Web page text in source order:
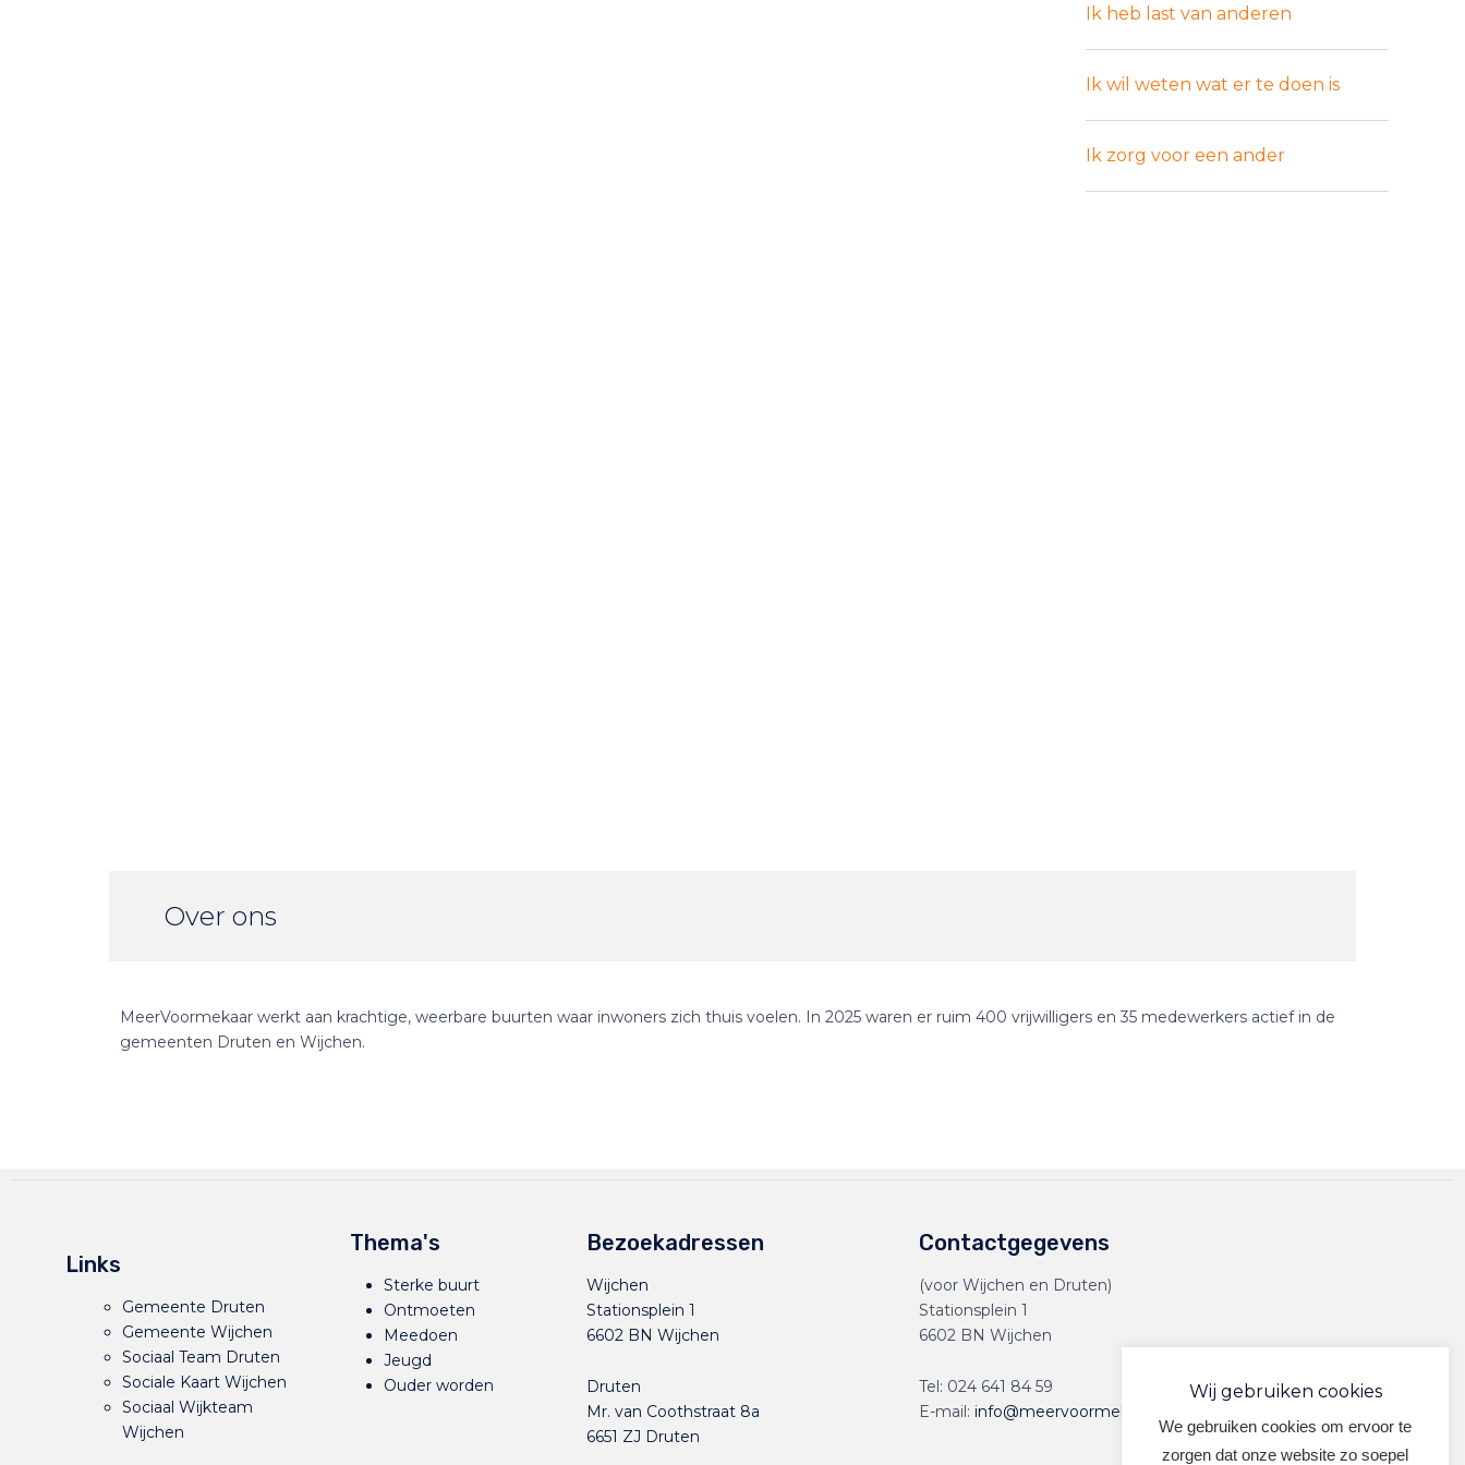
Ik heb last van anderen
Ik wil weten wat er te doen is
Ik zorg voor een ander
Over ons
MeerVoormekaar werkt aan krachtige, weerbare buurten waar inwoners zich thuis voelen. In 2025 waren er ruim 400 vrijwilligers en 35 medewerkers actief in de
gemeenten Druten en Wijchen.
Links
Gemeente Druten
Gemeente Wijchen
Sociaal Team Druten
Sociale Kaart Wijchen
Sociaal Wijkteam
Wijchen
Thema's
Sterke buurt
Ontmoeten
Meedoen
Jeugd
Ouder worden
Bezoekadressen
Wijchen
Stationsplein 1
6602 BN Wijchen
Druten
Mr. van Coothstraat 8a
6651 ZJ Druten
Contactgegevens
(voor Wijchen en Druten)
Stationsplein 1
6602 BN Wijchen
Tel: 024 641 84 59
E-mail: info@meervoormekaar.nl
Wij gebruiken cookies
We gebruiken cookies om ervoor te
zorgen dat onze website zo soepel